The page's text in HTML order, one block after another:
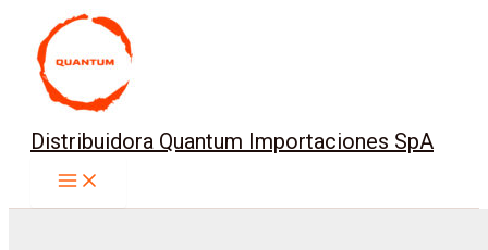
contenido
Distribuidora Quantum Importaciones SpA